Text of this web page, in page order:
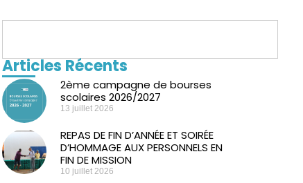
Articles Récents
2ème campagne de bourses
scolaires 2026/2027
13 juillet 2026
REPAS DE FIN D’ANNÉE ET SOIRÉE
D’HOMMAGE AUX PERSONNELS EN
FIN DE MISSION
10 juillet 2026